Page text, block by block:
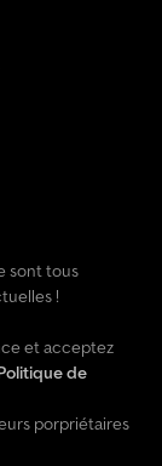
sont tous
!
et acceptez
de
porpriétaires